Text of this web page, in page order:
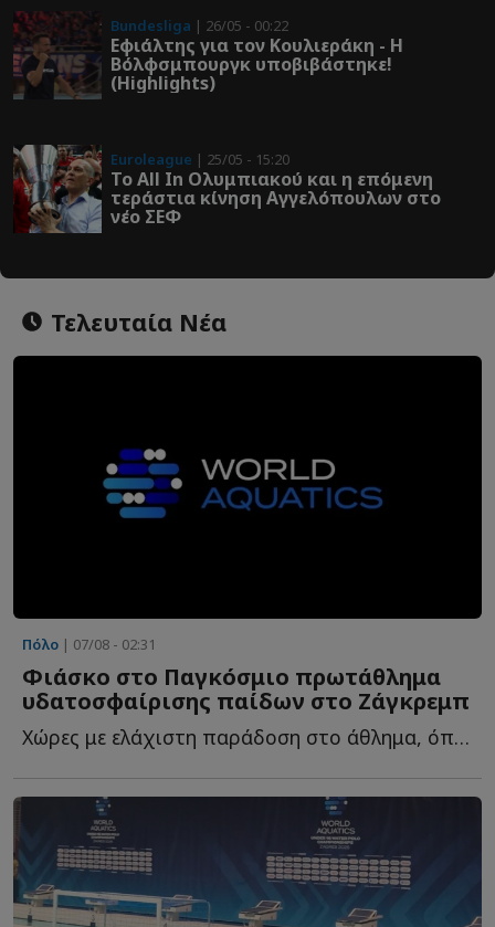
Bundesliga | 26/05 - 00:22
Εφιάλτης για τον Κουλιεράκη - Η
Βόλφσμπουργκ υποβιβάστηκε!
(Highlights)
Euroleague | 25/05 - 15:20
Το All In Ολυμπιακού και η επόμενη
τεράστια κίνηση Αγγελόπουλων στο
νέο ΣΕΦ
Τελευταία Νέα
Πόλο | 07/08 - 02:31
Φιάσκο στο Παγκόσμιο πρωτάθλημα
υδατοσφαίρισης παίδων στο Ζάγκρεμπ
Χώρες με ελάχιστη παράδοση στο άθλημα, όπως η Βραζιλία, η...